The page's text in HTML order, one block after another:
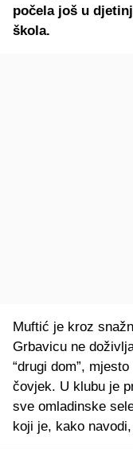
počela još u
škola.
Muftić je kroz
Grbavicu ne
“drugi dom”,
čovjek. U klubu je
sve omladinske
koji je, kako